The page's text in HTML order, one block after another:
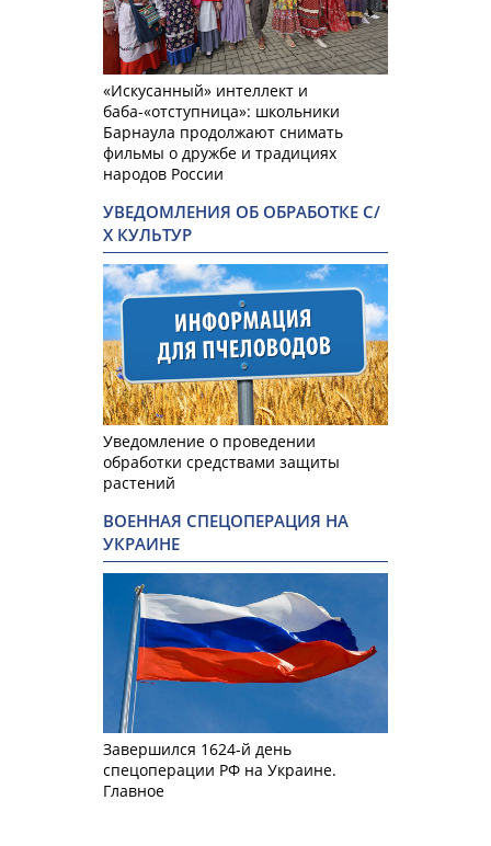
«Искусанный» интеллект и
баба-«отступница»: школьники
Барнаула продолжают снимать
фильмы о дружбе и традициях
народов России
УВЕДОМЛЕНИЯ ОБ ОБРАБОТКЕ С/
Х КУЛЬТУР
Уведомление о проведении
обработки средствами защиты
растений
ВОЕННАЯ СПЕЦОПЕРАЦИЯ НА
УКРАИНЕ
Завершился 1624-й день
спецоперации РФ на Украине.
Главное